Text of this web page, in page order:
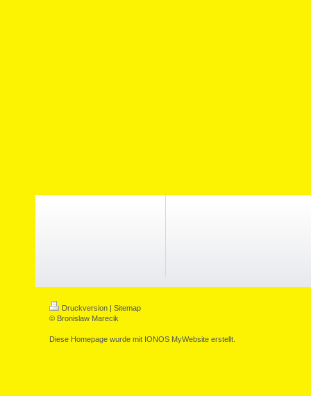
Druckversion | Sitemap
© Bronislaw Marecik
Diese Homepage wurde mit IONOS MyWebsite erstellt.